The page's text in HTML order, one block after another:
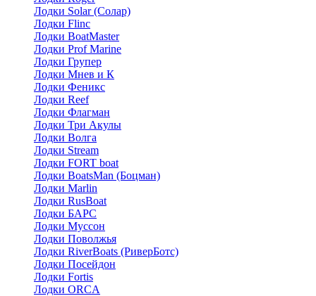
Лодки Solar (Солар)
Лодки Flinc
Лодки BoatMaster
Лодки Prof Marine
Лодки Групер
Лодки Мнев и К
Лодки Феникс
Лодки Reef
Лодки Флагман
Лодки Три Акулы
Лодки Волга
Лодки Stream
Лодки FORT boat
Лодки BoatsMan (Боцман)
Лодки Marlin
Лодки RusBoat
Лодки БАРС
Лодки Муссон
Лодки Поволжья
Лодки RiverBoats (РиверБотс)
Лодки Посейдон
Лодки Fortis
Лодки ORCA